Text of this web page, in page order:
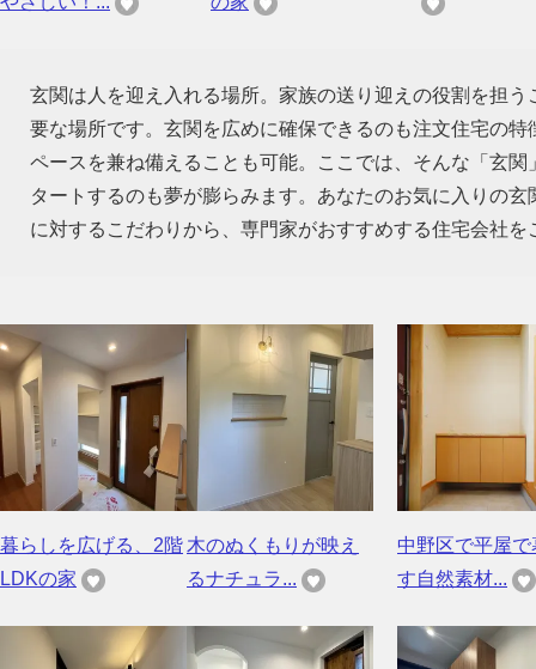
玄関は人を迎え入れる場所。家族の送り迎えの役割を担
要な場所です。玄関を広めに確保できるのも注文住宅の
ペースを兼ね備えることも可能。ここでは、そんな「玄
タートするのも夢が膨らみます。あなたのお気に入りの
に対するこだわりから、専門家がおすすめする住宅会社
暮らしを広げる、2階
LDKの家
木のぬくもりが映え
るナチュラ...
中野区で平屋で
す自然素材...